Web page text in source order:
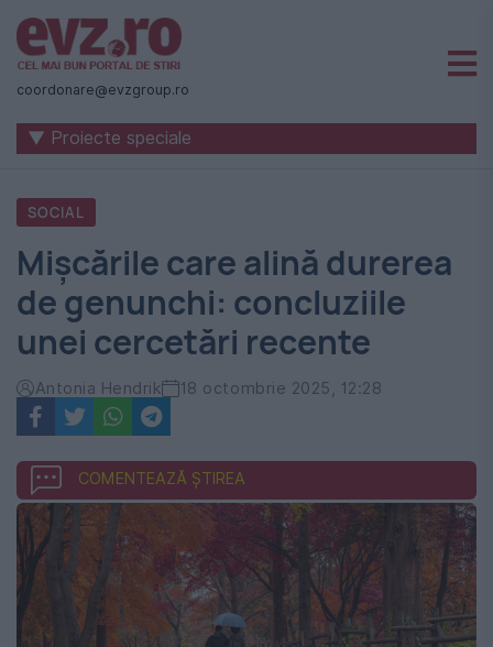
Știri
naționale
internaționale
România
-
Evenimentul
Zilei
coordonare@evzgroup.ro
▼ Proiecte speciale
SOCIAL
Mișcările care alină durerea
de genunchi: concluziile
unei cercetări recente
Antonia Hendrik 18 octombrie 2025, 12:28
COMENTEAZĂ ȘTIREA